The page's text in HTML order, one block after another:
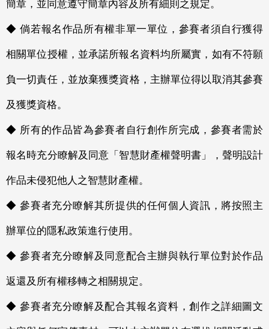
簡章，並同意遵守簡章內容及所有細則之規定。
◆ 倘若報名作品所有權非單一單位，參賽者須自行獲得
相關單位授權，並承諾所報名資料均所屬實，如有不符願
負一切責任，並放棄獲獎資格，主辦單位得以取消其參賽
及獲獎資格。
◆ 所有的作品皆為參賽者自行創作所完成，參賽者需於
報名時充分瞭解及同意「智慧財產權聲明書」，聲明設計
作品未侵犯他人之智慧財產權。
◆ 參賽者充分瞭解其所提供的任何個人資訊，將按照主
辦單位的隱私政策進行使用。
◆ 參賽者充分瞭解及同意配合主辦與執行單位對於作品
返還及所有權移轉之相關規定。
◆ 參賽者充分瞭解及配合其報名資料，創作之詳細圖文